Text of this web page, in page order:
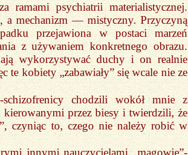
ramami psychiatrii materialistycznej.
a mechanizm — mistyczny. Przyczyną
przejawiona w postaci marzeń
z używaniem konkretnego obrazu.
wykorzystywać duchy i on realnie
te kobiety „zabawiały” się wcale nie ze
schizofrenicy chodzili wokół mnie z
kierowanymi przez biesy i twierdzili, że
czyniąc to, czego nie należy robić w
innymi nauczycielami „magowie”-